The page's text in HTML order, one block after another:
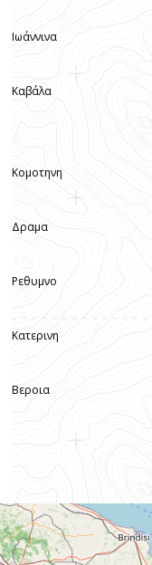
Ιωάννινα
Καβάλα
Κομοτηνη
Δραμα
Ρεθυμνο
Κατερινη
Βεροια